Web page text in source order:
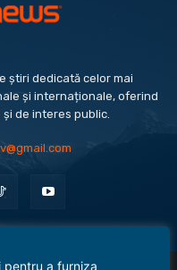
a furniza
știri dedicată celor mai
și internaționale, oferind
de interes public.